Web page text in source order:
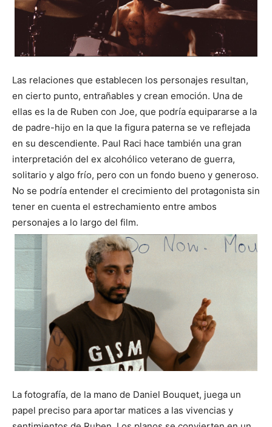
Las relaciones que establecen los personajes resultan,
en cierto punto, entrañables y crean emoción. Una de
ellas es la de Ruben con Joe, que podría equipararse a la
de padre-hijo en la que la figura paterna se ve reflejada
en su descendiente. Paul Raci hace también una gran
interpretación del ex alcohólico veterano de guerra,
solitario y algo frío, pero con un fondo bueno y generoso.
No se podría entender el crecimiento del protagonista sin
tener en cuenta el estrechamiento entre ambos
personajes a lo largo del film.
La fotografía, de la mano de Daniel Bouquet, juega un
papel preciso para aportar matices a las vivencias y